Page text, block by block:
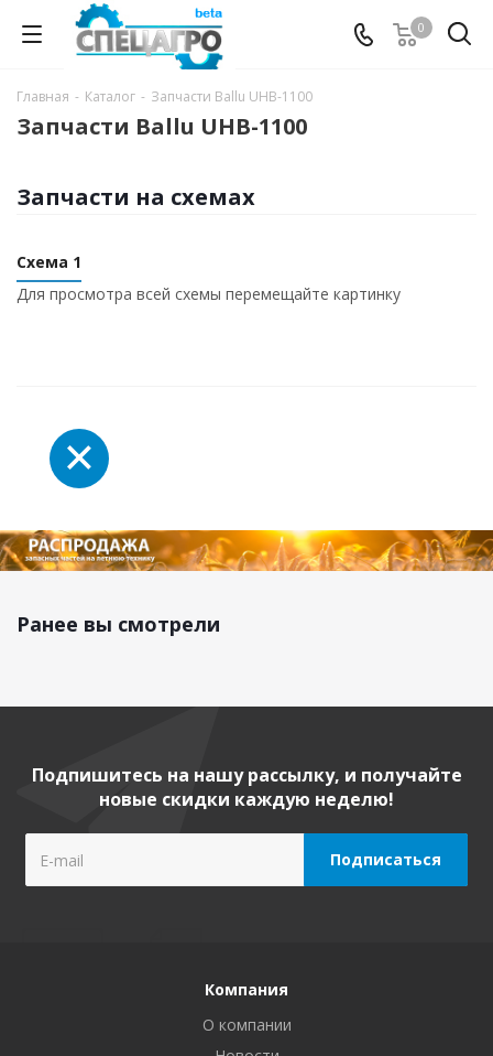
0
Главная - Каталог - Запчасти Ballu UHB-1100
Запчасти Ballu UHB-1100
Запчасти на схемах
Схема 1
Для просмотра всей схемы перемещайте картинку
Ранее вы смотрели
Подпишитесь на нашу рассылку, и получайте
новые скидки каждую неделю!
Компания
О компании